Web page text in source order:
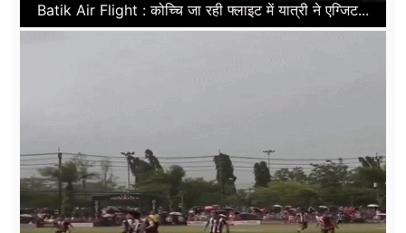
Batik Air Flight : कोच्चि जा रही फ्लाइट में यात्री ने एग्जिट...